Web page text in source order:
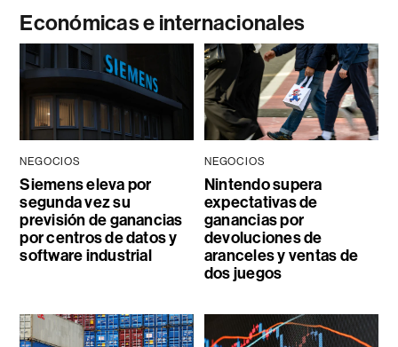
Económicas e internacionales
NEGOCIOS
Siemens eleva por
segunda vez su
previsión de ganancias
por centros de datos y
software industrial
NEGOCIOS
Nintendo supera
expectativas de
ganancias por
devoluciones de
aranceles y ventas de
dos juegos